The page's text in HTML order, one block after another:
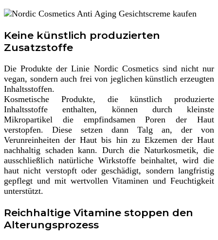
Keine künstlich produzierten
Zusatzstoffe
Die Produkte der Linie Nordic Cosmetics sind nicht nur
vegan, sondern auch frei von jeglichen künstlich erzeugten
Inhaltsstoffen.
Kosmetische Produkte, die künstlich produzierte
Inhaltsstoffe enthalten, können durch kleinste
Mikropartikel die empfindsamen Poren der Haut
verstopfen. Diese setzen dann Talg an, der von
Verunreinheiten der Haut bis hin zu Ekzemen der Haut
nachhaltig schaden kann. Durch die Naturkosmetik, die
ausschließlich natürliche Wirkstoffe beinhaltet, wird die
haut nicht verstopft oder geschädigt, sondern langfristig
gepflegt und mit wertvollen Vitaminen und Feuchtigkeit
unterstützt.
Reichhaltige Vitamine stoppen den
Alterungsprozess